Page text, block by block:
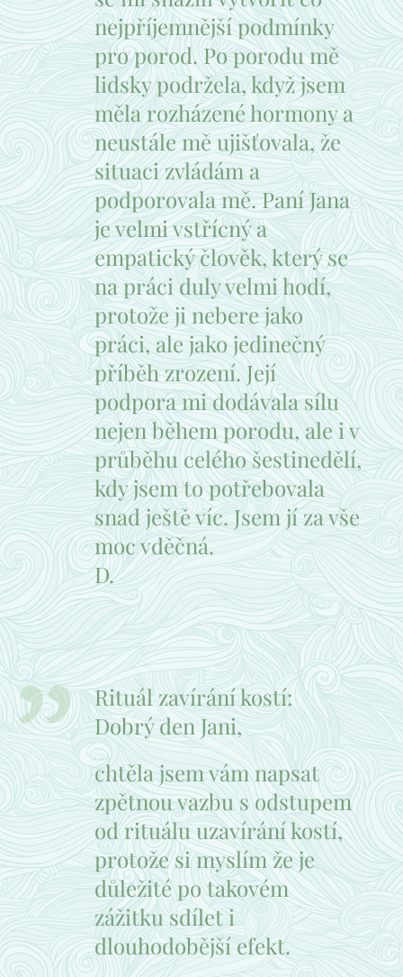
nejpříjemnější podmínky
pro porod. Po porodu mě
lidsky podržela, když jsem
měla rozházené hormony a
neustále mě ujišťovala, že
situaci zvládám a
podporovala mě. Paní Jana
je velmi vstřícný a
empatický člověk, který se
na práci duly velmi hodí,
protože ji nebere jako
práci, ale jako jedinečný
příběh zrození. Její
podpora mi dodávala sílu
nejen během porodu, ale i v
průběhu celého šestinedělí,
kdy jsem to potřebovala
snad ještě víc. Jsem jí za vše
moc vděčná.
D.
Rituál zavírání kostí:
Dobrý den Jani,
chtěla jsem vám napsat
zpětnou vazbu s odstupem
od rituálu uzavírání kostí,
protože si myslím že je
důležité po takovém
zážitku sdílet i
dlouhodobější efekt.